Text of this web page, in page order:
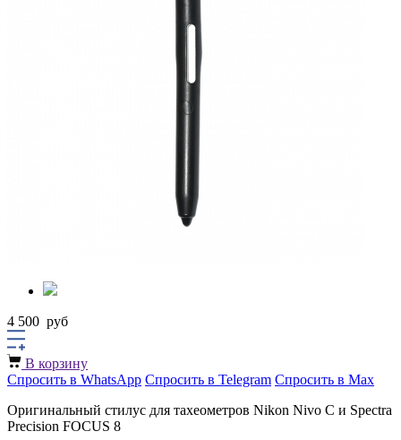
4 500 руб
В корзину
Спросить в WhatsApp Спросить в Telegram Спросить в Max
Оригинальный стилус для тахеометров Nikon Nivo C и Spectra
Precision FOCUS 8